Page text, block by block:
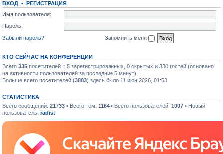
ВХОД • РЕГИСТРАЦИЯ
Имя пользователя:
Пароль:
Забыли пароль?
Запомнить меня
КТО СЕЙЧАС НА КОНФЕРЕНЦИИ
Всего 335 посетителей :: 5 зарегистрированных, 0 скрытых и 330 гостей (основано
на активности пользователей за последние 5 минут)
Больше всего посетителей (3883) здесь было 11 июн 2026, 01:53
СТАТИСТИКА
Всего сообщений: 21733 • Всего тем: 1164 • Всего пользователей: 1007 • Новый
пользователь: radist